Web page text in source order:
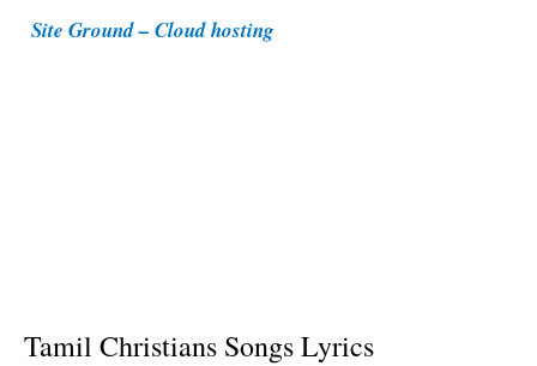
e
Site Ground – Cloud hosting
Tamil Christians Songs Lyrics